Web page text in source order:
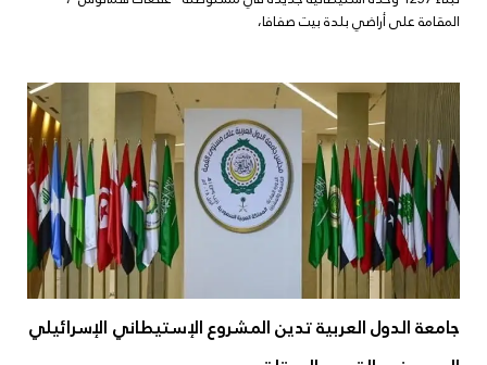
المقامة على أراضي بلدة بيت صفافا،
جامعة الدول العربية تدين المشروع الإستيطاني الإسرائيلي